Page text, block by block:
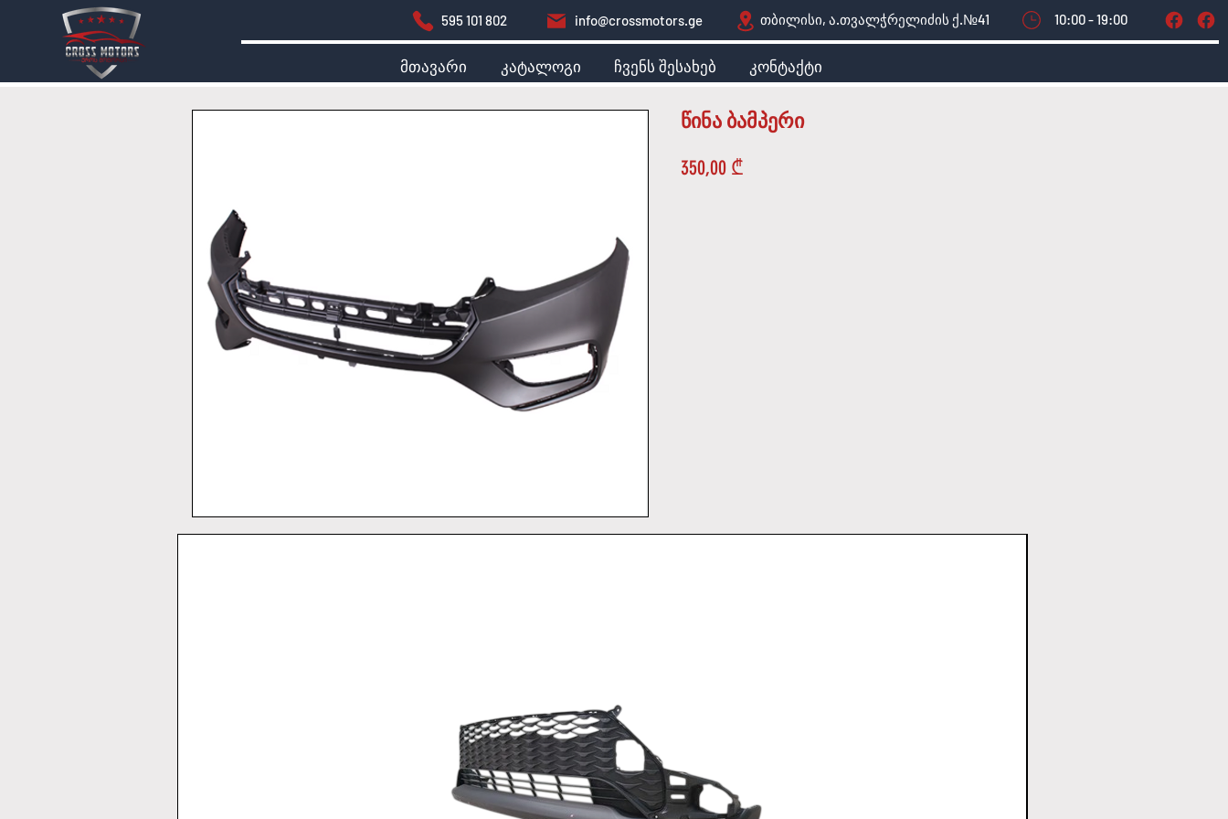
595 101 802 info@crossmotors.ge თბილისი, ა.თვალჭრელიძის ქ.№41 10:00 - 19:00
მთავარი კატალოგი ჩვენს შესახებ კონტაქტი
წინა ბამპერი
350,00 ₾Price